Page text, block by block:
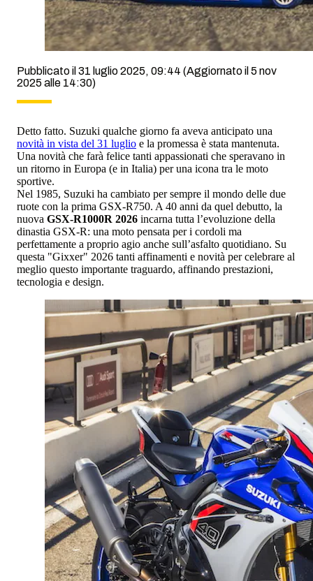
Pubblicato il 31 luglio 2025, 09:44 (Aggiornato il 5 nov
2025 alle 14:30)
Detto fatto. Suzuki qualche giorno fa aveva anticipato una
novità in vista del 31 luglio e la promessa è stata mantenuta.
Una novità che farà felice tanti appassionati che speravano in
un ritorno in Europa (e in Italia) per una icona tra le moto
sportive.
Nel 1985, Suzuki ha cambiato per sempre il mondo delle due
ruote con la prima GSX-R750. A 40 anni da quel debutto, la
nuova GSX-R1000R 2026 incarna tutta l’evoluzione della
dinastia GSX-R: una moto pensata per i cordoli ma
perfettamente a proprio agio anche sull’asfalto quotidiano. Su
questa "Gixxer" 2026 tanti affinamenti e novità per celebrare al
meglio questo importante traguardo, affinando prestazioni,
tecnologia e design.